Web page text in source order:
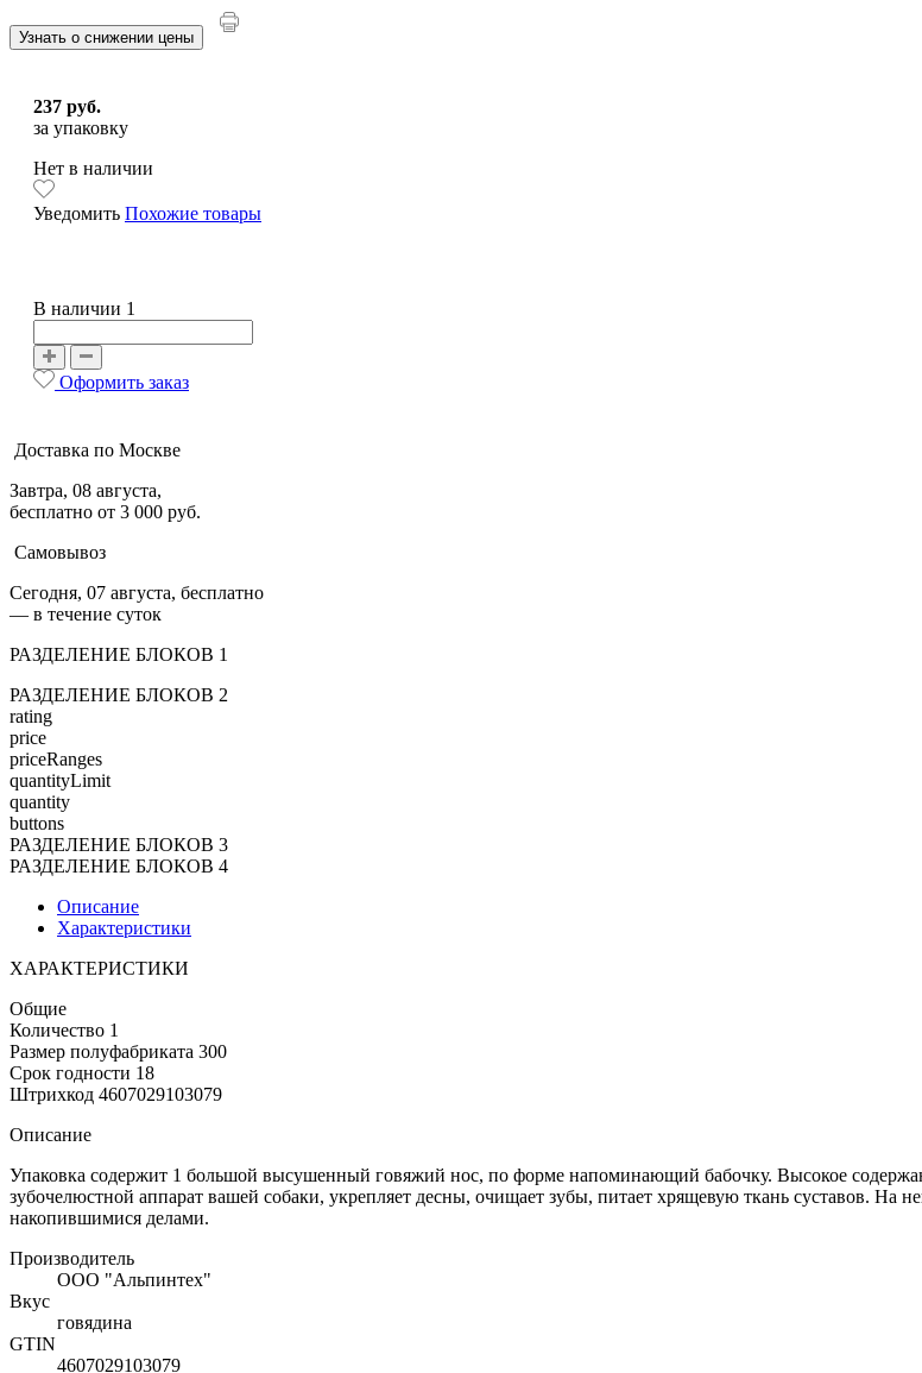
Узнать о снижении цены
237 руб.
за упаковку
Нет в наличии
Уведомить Похожие товары
В наличии 1
Оформить заказ
Доставка по Москве
Завтра, 08 августа,
бесплатно от 3 000 руб.
Самовывоз
Сегодня, 07 августа, бесплатно
— в течение суток
РАЗДЕЛЕНИЕ БЛОКОВ 1
РАЗДЕЛЕНИЕ БЛОКОВ 2
rating
price
priceRanges
quantityLimit
quantity
buttons
РАЗДЕЛЕНИЕ БЛОКОВ 3
РАЗДЕЛЕНИЕ БЛОКОВ 4
Описание
Характеристики
ХАРАКТЕРИСТИКИ
Общие
Количество 1
Размер полуфабриката 300
Срок годности 18
Штрихкод 4607029103079
Описание
Упаковка содержит 1 большой высушенный говяжий нос, по форме напоминающий бабочку. Высокое
зубочелюстной аппарат вашей собаки, укрепляет десны, очищает зубы, питает хрящевую ткань суставов. На
накопившимися делами.
Производитель
ООО "Альпинтех"
Вкус
говядина
GTIN
4607029103079